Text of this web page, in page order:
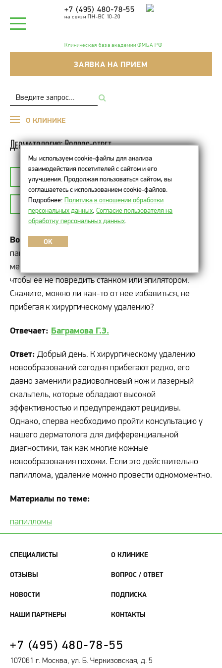
+7 (495) 480-78-55
на связи ПН-ВС 10-20
Клиническая база академии ФМБА РФ
ЗАЯВКА НА ПРИЕМ
О КЛИНИКЕ
Дерматология: Вопрос-ответ
К СПИСКУ ТЕМ ДЕРМАТОЛОГИЯ
ЗАДАТЬ ВОПРОС
Вопрос: У меня подмышкой уже несколько лет
папиллома. Не знаю, откуда она взялась, но очень
мешает удалять волосы. Приходится изощряться,
чтобы ее не повредить станком или эпилятором.
Скажите, можно ли как-то от нее избавиться, не
прибегая к хирургическому удалению?
Отвечает: Баграмова Г.Э.
Ответ: Добрый день. К хирургическому удалению
новообразований сегодня прибегают редко, его
давно заменили радиоволновый нож и лазерный
скальпель, которые обладают высокой
эффективностью и предупреждают рецидивы.
Однако, сперва необходимо пройти консультацию у
нашего дерматолога для дифференциальной
диагностики, так как многие кожные
новообразования похожи. Если это действительно
папиллома, удаление можно провести одномоментно.
Материалы по теме:
папилломы
СПЕЦИАЛИСТЫ О КЛИНИКЕ
ОТЗЫВЫ ВОПРОС / ОТВЕТ
НОВОСТИ ПОДПИСКА
НАШИ ПАРТНЕРЫ КОНТАКТЫ
+7 (495) 480-78-55
107061 г. Москва, ул. Б. Черкизовская, д. 5
Мы используем cookie-файлы для анализа
взаимодействия посетителей с сайтом и его
улучшения. Продолжая пользоваться сайтом, вы
соглашаетесь с использованием cookie-файлов.
Подробнее:Политика в отношении обработки
персональных данных,Согласие пользователя на
обработку персональных данных
OK